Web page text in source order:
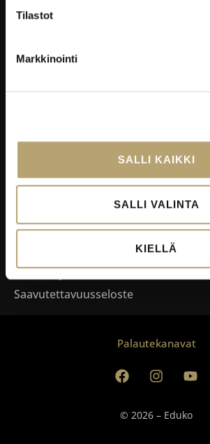
Tilastot
Markkinointi
SALLI KAIKKI
SALLI VALINTA
KIELLÄ
Kortti- ja pätevyyskoulutukset
Työelämässä oppiminen
EduKo koulutus- ja yrityspalvelut Oy
Viestintä
Palautekanavat
Tietosuoja
Saavutettavuusseloste
© 2026 – Eduko
Palautekanavat